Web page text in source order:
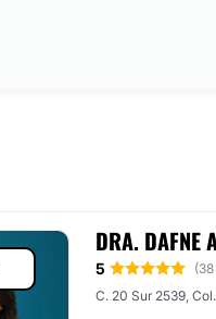
DRA. DAFNE
5
C. 20 Sur 2539,